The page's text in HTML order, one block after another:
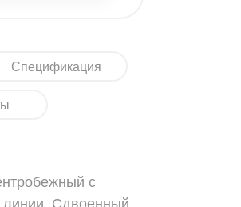
Спецификация
с
Сдвоенный